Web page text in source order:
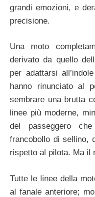
grandi emozioni, e
precisione.
Una moto
derivato da quello
per adattarsi
hanno rinunciato al
sembrare una brutta
linee più moderne,
del passeggero
francobollo di sellino,
rispetto al pilota. Ma il
Tutte le linee della
al fanale anteriore;